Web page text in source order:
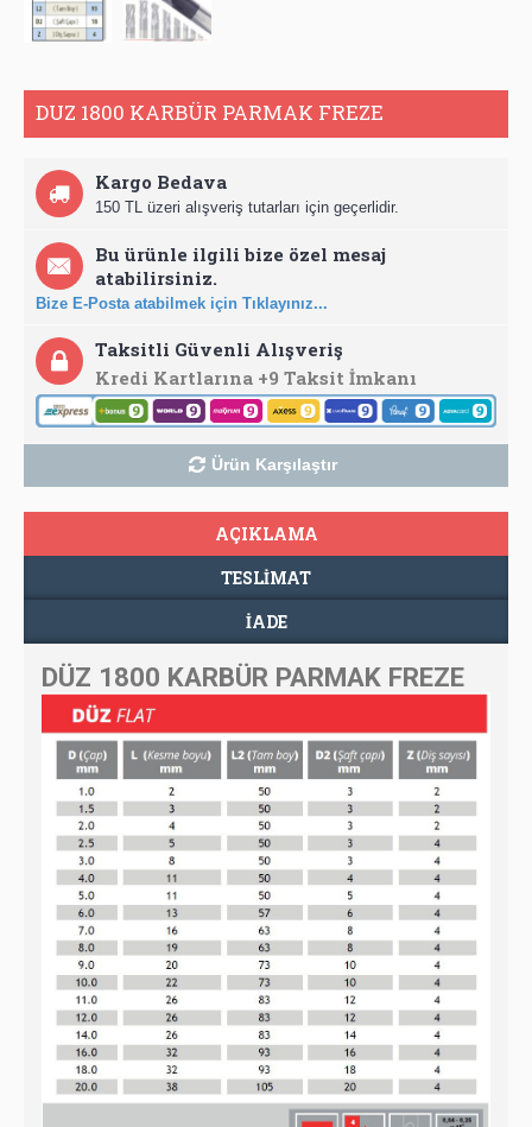
DUZ 1800 KARBÜR PARMAK FREZE
Kargo Bedava
150 TL üzeri alışveriş tutarları için geçerlidir.
Bu ürünle ilgili bize özel mesaj
atabilirsiniz.
Bize E-Posta atabilmek için Tıklayınız...
Taksitli Güvenli Alışveriş
Kredi Kartlarına +9 Taksit İmkanı
Ürün Karşılaştır
AÇIKLAMA
TESLIMAT
İADE
DÜZ 1800 KARBÜR PARMAK FREZE